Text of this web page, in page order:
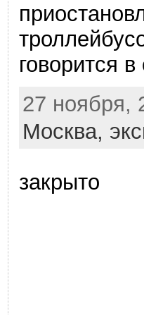
говорится
27 ноября,
Москва,
закрыто